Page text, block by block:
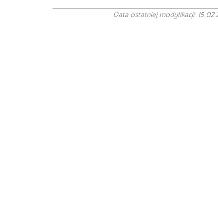
Data ostatniej modyfikacji: